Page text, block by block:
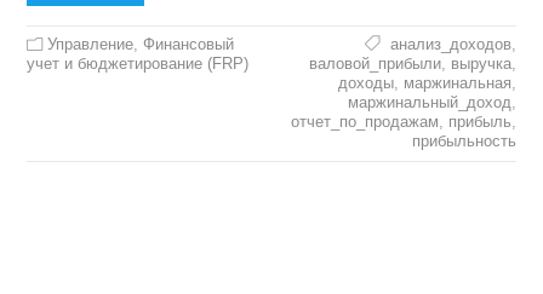
Управление,Финансовый
учет и бюджетирование (FRP)
анализ_доходов,
валовой_прибыли, выручка,
доходы, маржинальная,
маржинальный_доход,
отчет_по_продажам, прибыль,
прибыльность